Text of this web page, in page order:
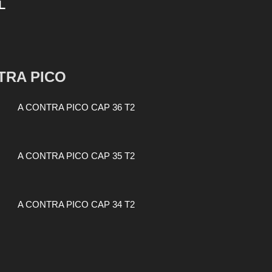
PICO
A CONTRA PICO CAP 36 T2
A CONTRA PICO CAP 35 T2
A CONTRA PICO CAP 34 T2